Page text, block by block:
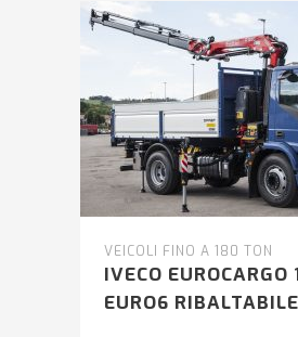
VEICOLI FINO A 180 TON
IVECO EUROCARGO
EURO6